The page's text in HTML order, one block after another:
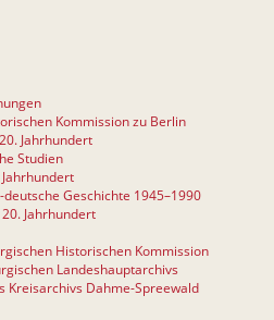
Kommission zu Berlin
Jahrhundert
Studien
Geschichte 1945–1990
Jahrhundert
Historischen Kommission
Landeshauptarchivs
Kreisarchivs Dahme-Spreewald